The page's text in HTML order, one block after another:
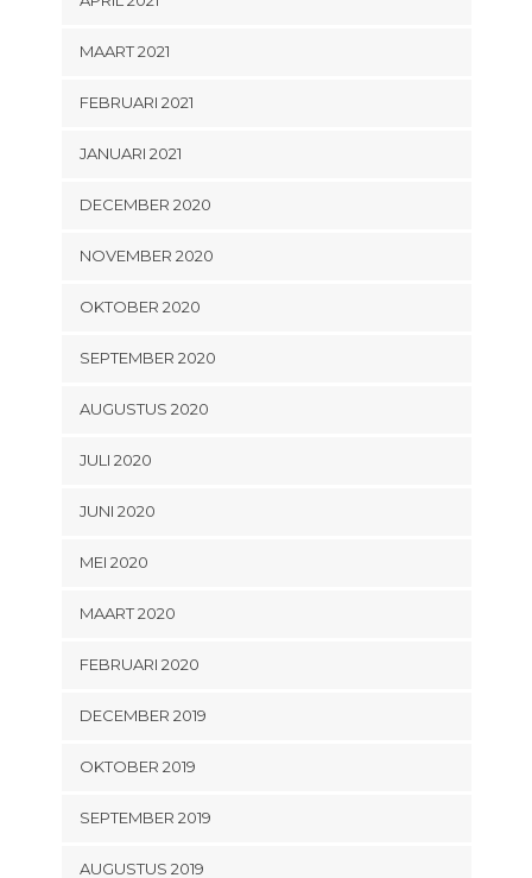
MAART 2021
FEBRUARI 2021
JANUARI 2021
DECEMBER 2020
NOVEMBER 2020
OKTOBER 2020
SEPTEMBER 2020
AUGUSTUS 2020
JULI 2020
JUNI 2020
MEI 2020
MAART 2020
FEBRUARI 2020
DECEMBER 2019
OKTOBER 2019
SEPTEMBER 2019
AUGUSTUS 2019